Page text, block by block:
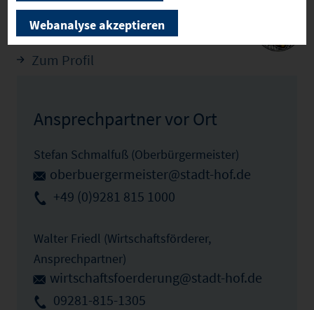
Hof(09464000)
Zum Profil
Ansprechpartner vor Ort
Stefan Schmalfuß (Oberbürgermeister)
oberbuergermeister@stadt-hof.de
+49 (0)9281 815 1000
Walter Friedl (Wirtschaftsförderer,
Ansprechpartner)
wirtschaftsfoerderung@stadt-hof.de
09281-815-1305
Webanalyse akzeptieren